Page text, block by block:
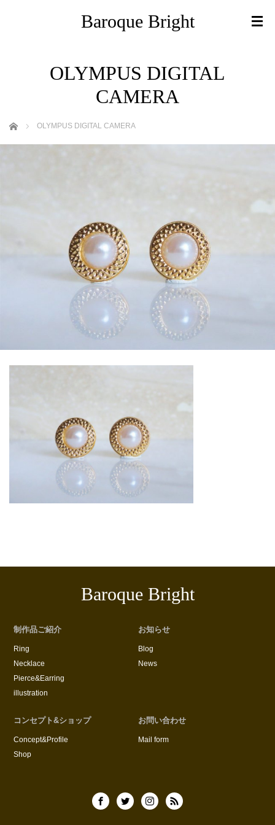
Baroque Bright
OLYMPUS DIGITAL
CAMERA
ホーム OLYMPUS DIGITAL CAMERA
Baroque Bright
制作品ご紹介
Ring
Necklace
Pierce&Earring
illustration
お知らせ
Blog
News
コンセプト&ショップ
Concept&Profile
Shop
お問い合わせ
Mail form